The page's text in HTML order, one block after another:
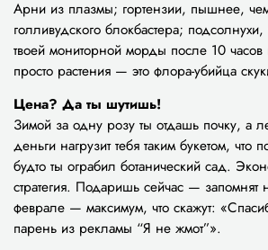
Арни из плазмы; гортензии, пышнее,
голливудского блокбастера; подсолнухи,
твоей мониторной морды после 10
просто растения — это флора-убийца
Цена? Да ты шутишь!
Зимой за одну розу ты отдашь почку, а
деньги нагрузит тебя таким букетом, что
будто ты ограбил ботанический сад.
стратегия. Подаришь сейчас —
феврале — максимум, что скажут:
парень из рекламы “Я не жмот”».